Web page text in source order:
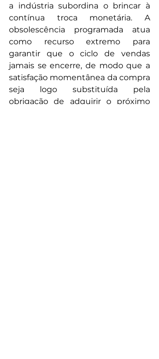
a indústria subordina o brincar à
contínua troca monetária. A
obsolescência programada atua
como recurso extremo para
garantir que o ciclo de vendas
jamais se encerre, de modo que a
satisfação momentânea da compra
seja logo substituída pela
obrigação de adquirir o próximo